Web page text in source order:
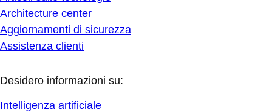
Architecture center
Aggiornamenti di sicurezza
Assistenza clienti
Desidero informazioni su:
Intelligenza artificiale